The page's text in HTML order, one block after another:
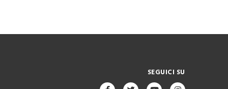
SEGUICI SU